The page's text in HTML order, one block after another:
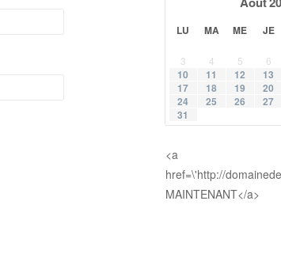
LU MA ME JE
3
4 5 6
10
11 12 13
17
18 19 20
24
25 26 27
31
<a
href=\'http://
MAINTENANT</a>